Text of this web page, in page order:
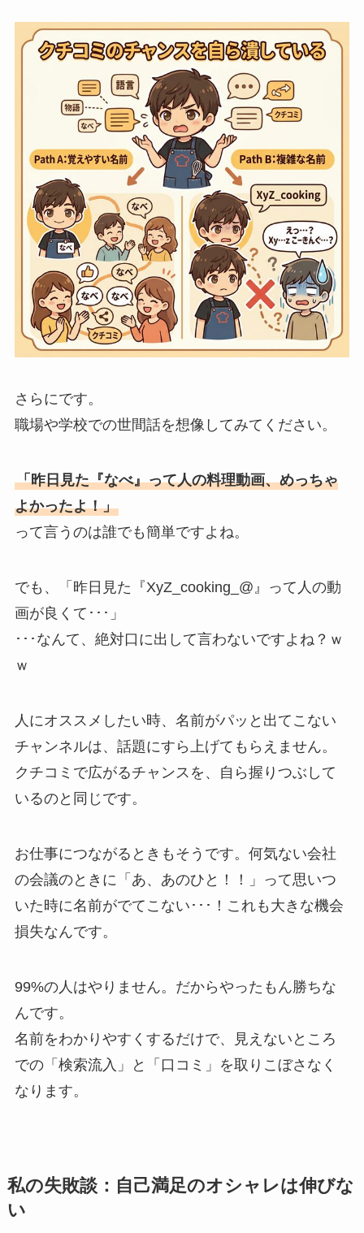
さらにです。
職場や学校での世間話を想像してみてください。
「昨日見た『なべ』って人の料理動画、めっちゃ
よかったよ！」
って言うのは誰でも簡単ですよね。
でも、「昨日見た『XyZ_cooking_@』って人の動
画が良くて･･･」
･･･なんて、絶対口に出して言わないですよね？ｗ
ｗ
人にオススメしたい時、名前がパッと出てこない
チャンネルは、話題にすら上げてもらえません。
クチコミで広がるチャンスを、自ら握りつぶして
いるのと同じです。
お仕事につながるときもそうです。何気ない会社
の会議のときに「あ、あのひと！！」って思いつ
いた時に名前がでてこない･･･！これも大きな機会
損失なんです。
99%の人はやりません。だからやったもん勝ちな
んです。
名前をわかりやすくするだけで、見えないところ
での「検索流入」と「口コミ」を取りこぼさなく
なります。
私の失敗談：自己満足のオシャレは伸びな
い